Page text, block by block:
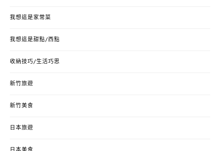
我想這是家常菜
我想這是甜點/西點
收納技巧/生活巧思
新竹旅遊
新竹美食
日本旅遊